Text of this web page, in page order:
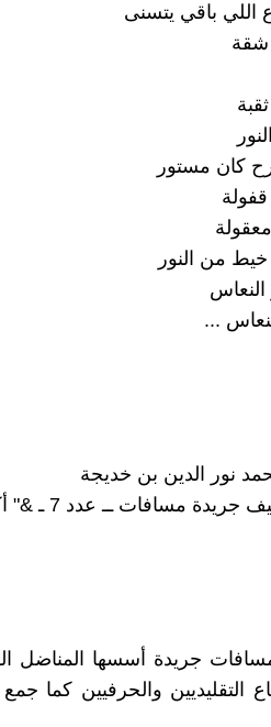
اللي باقي يتسنى
كان مستور
من النور
...
نور الدين بن خديجة
مسافات ــ عدد 7 ـ &" أكتوبر 1997
جريدة أسسها المناضل
التقليديين والحرفيين كما